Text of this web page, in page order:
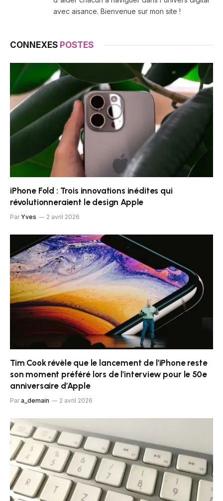
avec aisance. Bienvenue sur mon site !
CONNEXES POSTES
iPhone Fold : Trois innovations inédites qui
révolutionneraient le design Apple
Par Yves 2 avril 2026
Tim Cook révèle que le lancement de l’iPhone reste
son moment préféré lors de l’interview pour le 50e
anniversaire d’Apple
Par a_demain 2 avril 2026